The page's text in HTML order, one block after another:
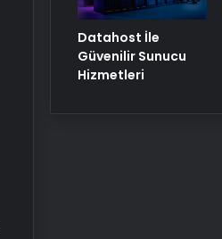
Datahost İle
Güvenilir Sunucu
Hizmetleri